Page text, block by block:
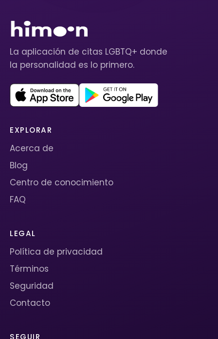
La aplicación de citas LGBTQ+ donde
la personalidad es lo primero.
EXPLORAR
Acerca de
Blog
Centro de conocimiento
FAQ
LEGAL
Política de privacidad
Términos
Seguridad
Contacto